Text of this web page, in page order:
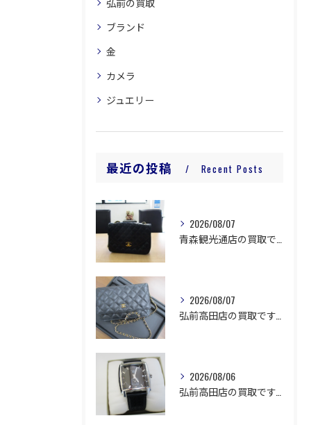
ブランド
金
カメラ
ジュエリー
最近の投稿 Recent Posts
2026/08/07
2026/08/07
2026/08/06